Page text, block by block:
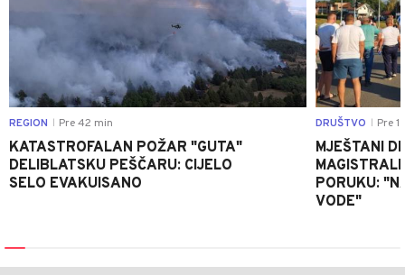
REGION Pre 42 min
KATASTROFALAN POŽAR "GUTA"
DELIBLATSKU PEŠČARU: CIJELO
SELO EVAKUISANO
DRUŠTVO Pre 1
MJEŠTANI
PORUKU:
VODE"